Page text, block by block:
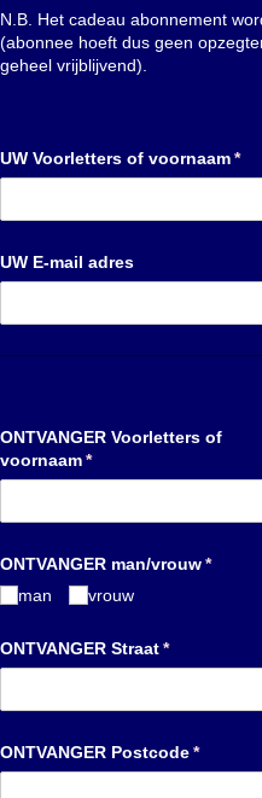
N.B. Het cadeau abonnement
(abonnee hoeft dus geen
geheel vrijblijvend).
UW Voorletters of voornaam*
(is
UW E-mail adres
ONTVANGER Voorletters of
voornaam*
(is vereist)
ONTVANGER man/​vrouw*
(is
man
vrouw
ONTVANGER Straat*
(is vereist)
ONTVANGER Postcode*
(is